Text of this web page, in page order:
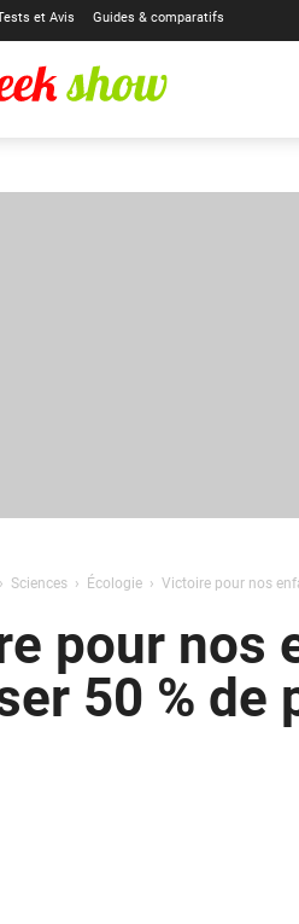
et Avis Guides & comparatifs
Sciences Écologie Victoire pour nos
pour nos
50 % de